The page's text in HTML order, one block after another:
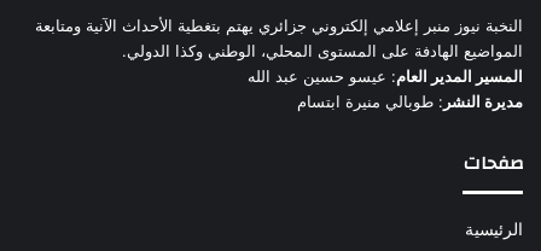
النخبة نيوز منبر إعلامي إلكتروني جزائري يهتم بتغطية الأحداث الآنية ومتابعة
المواضيع الهادفة على المستوى المحلي، الوطني وكذا الدولي.
المسير المدير العام: عيسو حسين عبد الله
مديرة النشر : طوبالي منيرة ابتسام
صفحات
الرئيسية